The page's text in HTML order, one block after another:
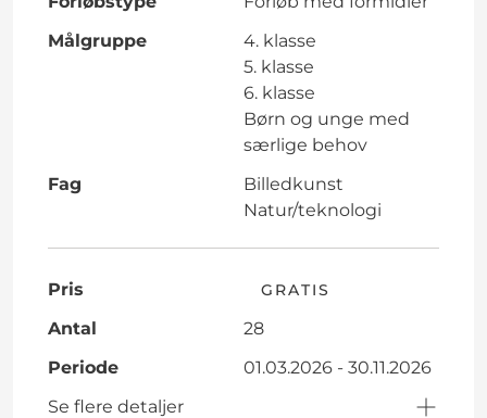
Målgruppe
4. klasse
5. klasse
6. klasse
Børn og unge med
særlige behov
Fag
Billedkunst
Natur/teknologi
Pris GRATIS
Antal
28
Periode
01.03.2026 - 30.11.2026
Se flere detaljer